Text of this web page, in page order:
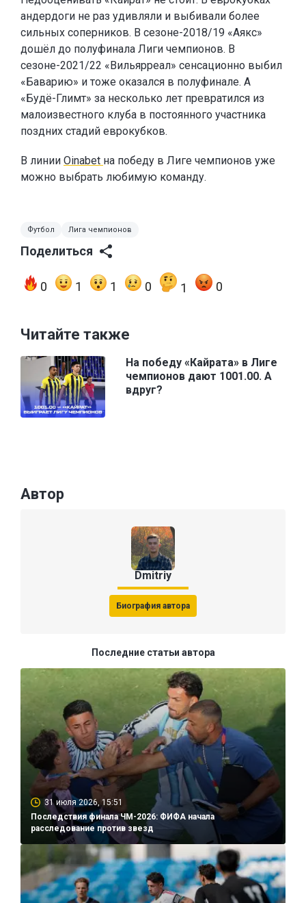
андердоги не раз удивляли и выбивали более
сильных соперников. В сезоне-2018/19 «Аякс»
дошёл до полуфинала Лиги чемпионов. В
сезоне-2021/22 «Вильярреал» сенсационно выбил
«Баварию» и тоже оказался в полуфинале. А
«Будё-Глимт» за несколько лет превратился из
малоизвестного клуба в постоянного участника
поздних стадий еврокубков.
В линии Oinabet на победу в Лиге чемпионов уже
можно выбрать любимую команду.
Футбол Лига чемпионов
Поделиться
0 1 1 0 1 0
Читайте также
На победу «Кайрата» в Лиге
чемпионов дают 1001.00. А
вдруг?
Автор
Dmitriy
Биография автора
Последние статьи автора
31 июля 2026, 15:51
Последствия финала ЧМ-2026: ФИФА начала
расследование против звезд